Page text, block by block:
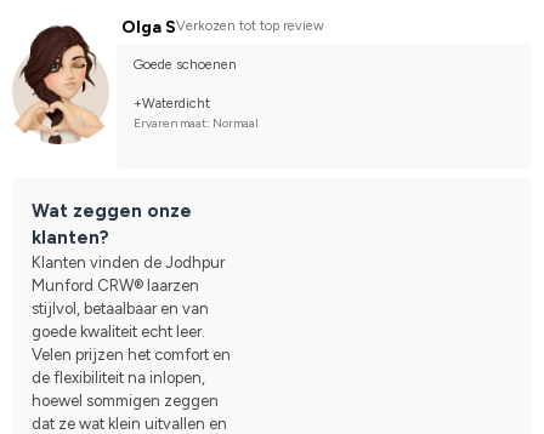
Olga SVerkozen tot top review
Goede schoenen
+Waterdicht
Ervaren maat: Normaal
Wat zeggen onze
klanten?
Klanten vinden de Jodhpur
Munford CRW® laarzen
stijlvol, betaalbaar en van
goede kwaliteit echt leer.
Velen prijzen het comfort en
de flexibiliteit na inlopen,
hoewel sommigen zeggen
dat ze wat klein uitvallen en